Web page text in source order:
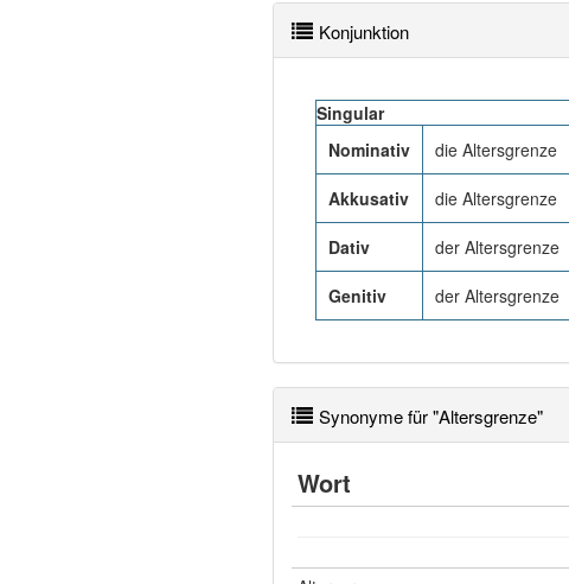
Konjunktion
Singular
Nominativ
die Altersgrenze
Akkusativ die Altersgrenze
Dativ der Altersgrenze
Genitiv der Altersgrenze
Synonyme für "Altersgrenze"
Wort